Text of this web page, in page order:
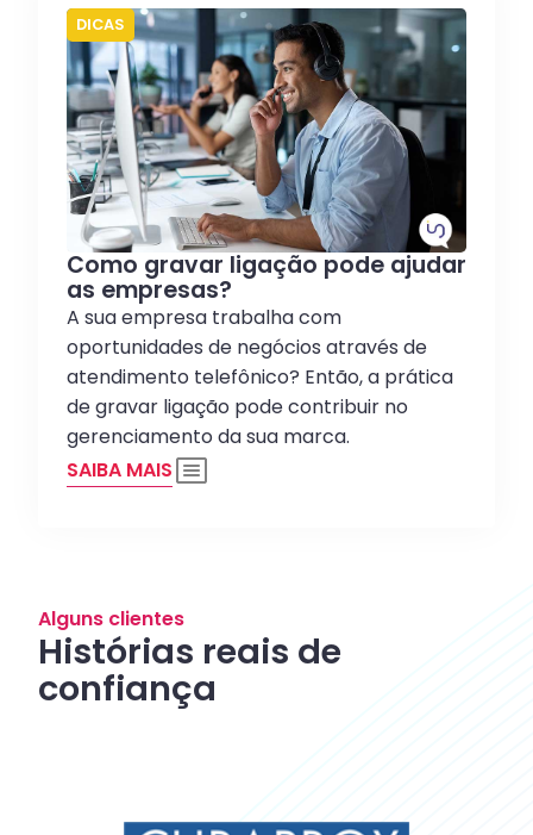
DICAS
Como gravar ligação pode ajudar
as empresas?
A sua empresa trabalha com
oportunidades de negócios através de
atendimento telefônico? Então, a prática
de gravar ligação pode contribuir no
gerenciamento da sua marca.
SAIBA MAIS
Alguns clientes
Histórias reais de
confiança